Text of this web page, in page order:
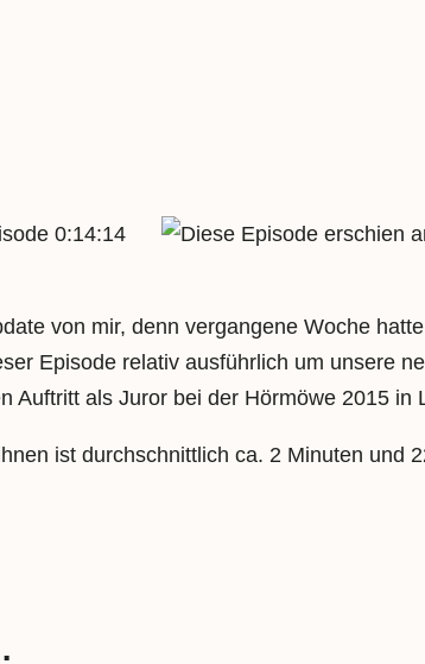
0:14:14
von mir, denn vergangene Woche
Episode relativ ausführlich um unsere
Auftritt als Juror bei der Hörmöwe 2015 in
ist durchschnittlich ca. 2 Minuten und